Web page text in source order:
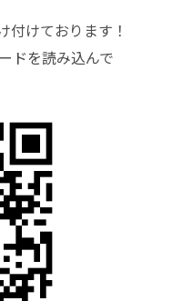
付けております！
ドを読み込んで